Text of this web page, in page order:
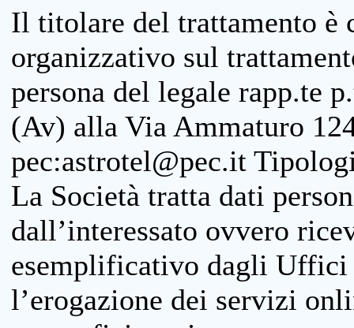
Il titolare del trattamento è
organizzativo sul
persona del legale rapp.te
(Av) alla Via Ammaturo
pec:astrotel@pec.it
La Società tratta dati
dall’interessato ovvero
esemplificativo dagli
l’erogazione dei servizi